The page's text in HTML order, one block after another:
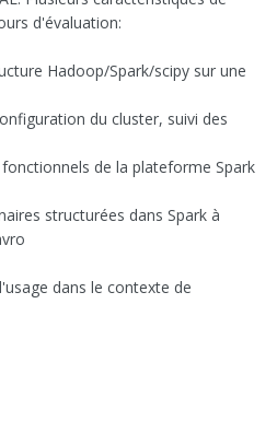
d'évaluation:
Hadoop/Spark/scipy sur une
du cluster, suivi des
de la plateforme Spark
structurées dans Spark à
dans le contexte de